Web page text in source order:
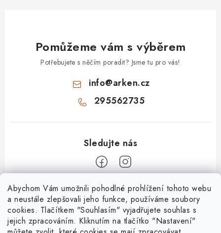
Abychom Vám umožnili pohodlné prohlížení tohoto webu
a neustále zlepšovali jeho funkce, používáme soubory
cookies. Tlačítkem "Souhlasím" vyjadřujete souhlas s
jejich zpracováním. Kliknutím na tlačítko "Nastavení"
Pomůžeme vám s výběrem
Potřebujete s něčím poradit? Jsme tu pro vás!
info@arken.cz
295562735
O Arken